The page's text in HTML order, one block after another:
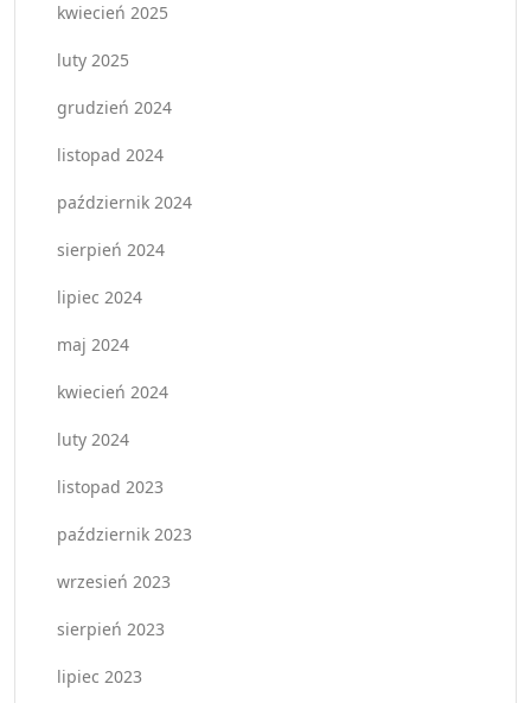
kwiecień 2025
luty 2025
grudzień 2024
listopad 2024
październik 2024
sierpień 2024
lipiec 2024
maj 2024
kwiecień 2024
luty 2024
listopad 2023
październik 2023
wrzesień 2023
sierpień 2023
lipiec 2023